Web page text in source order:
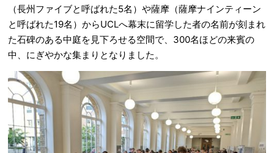
（長州ファイブと呼ばれた5名）や薩摩（薩摩ナインティーン
と呼ばれた19名）からUCLへ幕末に留学した者の名前が刻まれ
た石碑のある中庭を見下ろせる空間で、300名ほどの来賓の
中、にぎやかな集まりとなりました。